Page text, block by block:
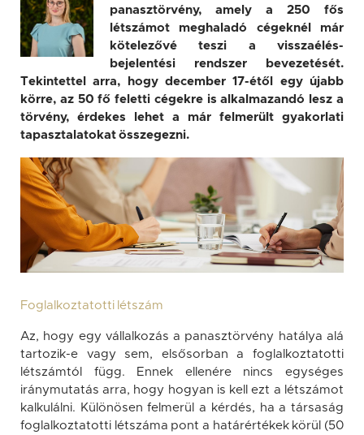
panasztörvény, amely a 250 fős
létszámot meghaladó cégeknél már
kötelezővé teszi a visszaélés-
bejelentési rendszer bevezetését.
Tekintettel arra, hogy december 17-étől egy újabb
körre, az 50 fő feletti cégekre is alkalmazandó lesz a
törvény, érdekes lehet a már felmerült gyakorlati
tapasztalatokat összegezni.
Foglalkoztatotti létszám
Az, hogy egy vállalkozás a panasztörvény hatálya alá
tartozik-e vagy sem, elsősorban a foglalkoztatotti
létszámtól függ. Ennek ellenére nincs egységes
iránymutatás arra, hogy hogyan is kell ezt a létszámot
kalkulálni. Különösen felmerül a kérdés, ha a társaság
foglalkoztatotti létszáma pont a határértékek körül (50